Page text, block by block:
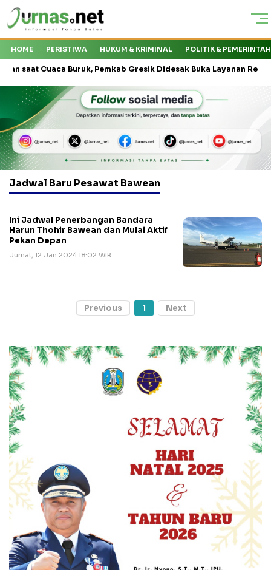
HOME PERISTIWA HUKUM & KRIMINAL POLITIK &
Cuaca Buruk, Pemkab Gresik Didesak Buka Layanan Reguler
Jadwal Baru Pesawat Bawean
Ini Jadwal Penerbangan Bandara
Harun Thohir Bawean dan Mulai Aktif
Pekan Depan
Jumat, 12 Jan 2024 18:02 WIB
Previous 1 Next